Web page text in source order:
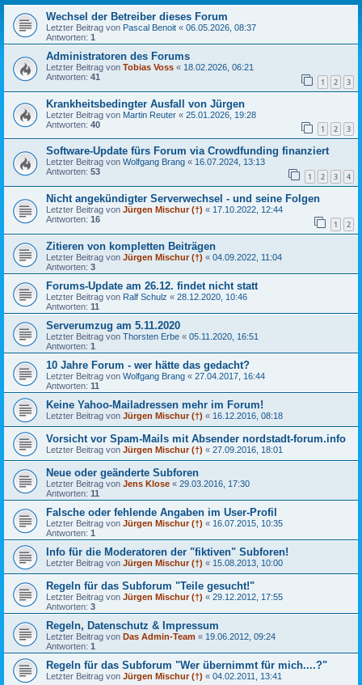
Wechsel der Betreiber dieses Forum
Letzter Beitrag von Pascal Benoit « 06.05.2026, 08:37
Antworten: 1
Administratoren des Forums
Letzter Beitrag von Tobias Voss « 18.02.2026, 06:21
Antworten: 41 1 2 3
Krankheitsbedingter Ausfall von Jürgen
Letzter Beitrag von Martin Reuter « 25.01.2026, 19:28
Antworten: 40 1 2 3
Software-Update fürs Forum via Crowdfunding finanziert
Letzter Beitrag von Wolfgang Brang « 16.07.2024, 13:13
Antworten: 53 1 2 3 4
Nicht angekündigter Serverwechsel - und seine Folgen
Letzter Beitrag von Jürgen Mischur (†) « 17.10.2022, 12:44
Antworten: 16 1 2
Zitieren von kompletten Beiträgen
Letzter Beitrag von Jürgen Mischur (†) « 04.09.2022, 11:04
Antworten: 3
Forums-Update am 26.12. findet nicht statt
Letzter Beitrag von Ralf Schulz « 28.12.2020, 10:46
Antworten: 11
Serverumzug am 5.11.2020
Letzter Beitrag von Thorsten Erbe « 05.11.2020, 16:51
Antworten: 1
10 Jahre Forum - wer hätte das gedacht?
Letzter Beitrag von Wolfgang Brang « 27.04.2017, 16:44
Antworten: 11
Keine Yahoo-Mailadressen mehr im Forum!
Letzter Beitrag von Jürgen Mischur (†) « 16.12.2016, 08:18
Vorsicht vor Spam-Mails mit Absender nordstadt-forum.info
Letzter Beitrag von Jürgen Mischur (†) « 27.09.2016, 18:01
Neue oder geänderte Subforen
Letzter Beitrag von Jens Klose « 29.03.2016, 17:30
Antworten: 11
Falsche oder fehlende Angaben im User-Profil
Letzter Beitrag von Jürgen Mischur (†) « 16.07.2015, 10:35
Antworten: 1
Info für die Moderatoren der "fiktiven" Subforen!
Letzter Beitrag von Jürgen Mischur (†) « 15.08.2013, 10:00
Regeln für das Subforum "Teile gesucht!"
Letzter Beitrag von Jürgen Mischur (†) « 29.12.2012, 17:55
Antworten: 3
Regeln, Datenschutz & Impressum
Letzter Beitrag von Das Admin-Team « 19.06.2012, 09:24
Antworten: 1
Regeln für das Subforum "Wer übernimmt für mich....?"
Letzter Beitrag von Jürgen Mischur (†) « 04.02.2011, 13:41